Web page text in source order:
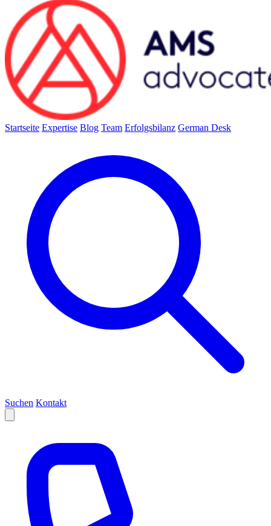
Startseite Expertise Blog Team Erfolgsbilanz German Desk
Suchen Kontakt